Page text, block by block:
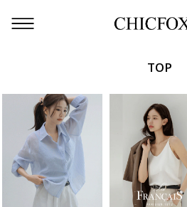
TOP